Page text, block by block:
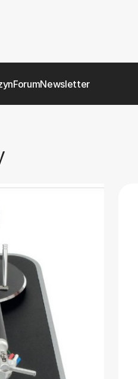
ForumNewsletter